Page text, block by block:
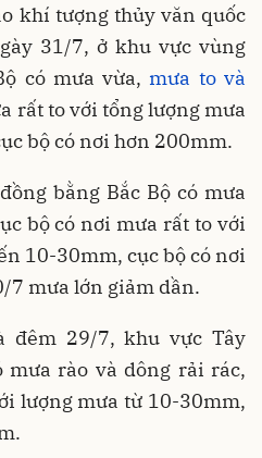
khí tượng thủy văn quốc
31/7, ở khu vực vùng
có mưa vừa,mưa to và
rất to với tổng lượng mưa
bộ có nơi hơn 200mm.
bằng Bắc Bộ có mưa
bộ có nơi mưa rất to với
10-30mm, cục bộ có nơi
7 mưa lớn giảm dần.
đêm 29/7, khu vực Tây
mưa rào và dông rải rác,
lượng mưa từ 10-30mm,